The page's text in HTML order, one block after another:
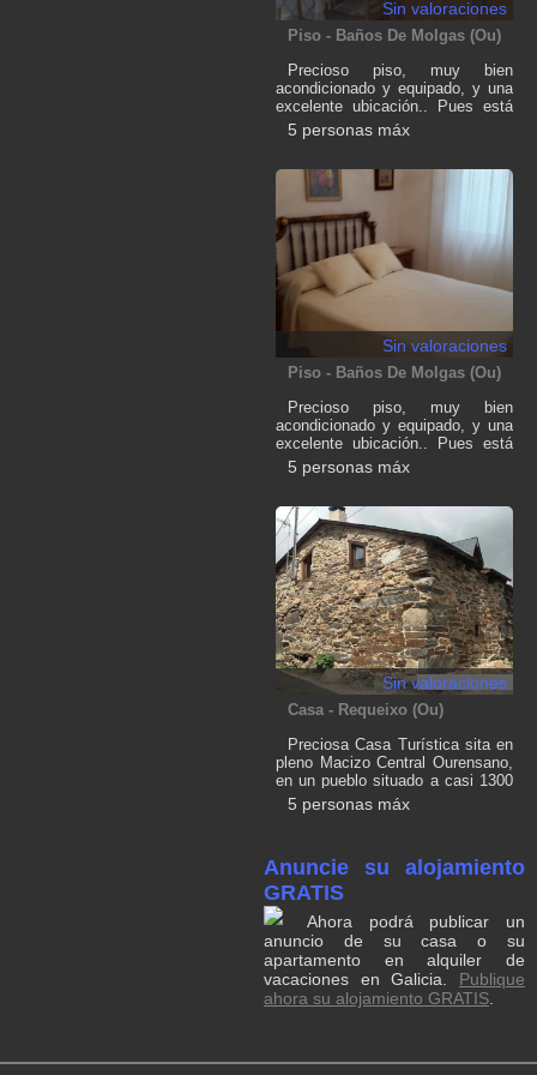
Sin valoraciones
Piso - Baños De Molgas (Ou)
Precioso piso, muy bien
acondicionado y equipado, y una
excelente ubicación.. Pues está
justo enfrenta al Balneario de
Baños de Molgas. Cuenta con 2
en el salón, por lo que es
adecuado para un máximo de 5
personas. Se trata de una 2ª
planta (sin ascensor)
5 personas máx
Sin valoraciones
Piso - Baños De Molgas (Ou)
Precioso piso, muy bien
acondicionado y equipado, y una
excelente ubicación.. Pues está
justo enfrenta al Balneario de
Baños de Molgas. Cuenta con 2
en el salón, por lo que es
adecuado para un máximo de 5
personas. Se trata de una 1ª
planta (sin ascensor)
5 personas máx
Sin valoraciones
Casa - Requeixo (Ou)
Preciosa Casa Turística sita en
pleno Macizo Central Ourensano,
en un pueblo situado a casi 1300
metros de altitud y a tan solo 15
kilómetros de la estación de
como senderismo (desde la
propia casa parten varias rutas),
Bicicleta, Observación de Fauna
(Corzos,Aves Rapaces,..),paseos
en canoa y visitas a pueblos y
zonas turísticas como Ribeira
Sacra, A pobra de Trives,
Montederramo Castro Caldelas,,
descuentos para más de 2 días
5 personas máx
Anuncie su alojamiento
GRATIS
Ahora podrá publicar un
anuncio de su casa o su
apartamento en alquiler de
vacaciones en Galicia. Publique
ahora su alojamiento GRATIS